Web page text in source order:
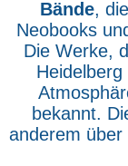
Bände,
Neobooks
Die Werke,
bekannt.
anderem über